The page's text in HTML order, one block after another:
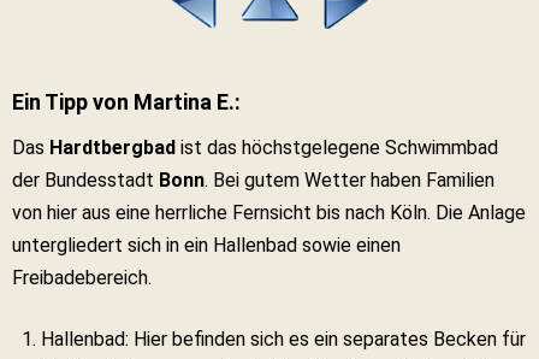
Ein Tipp von Martina E.:
Das Hardtbergbad ist das höchstgelegene Schwimmbad
der Bundesstadt Bonn. Bei gutem Wetter haben Familien
von hier aus eine herrliche Fernsicht bis nach Köln. Die Anlage
untergliedert sich in ein Hallenbad sowie einen
Freibadebereich.
Hallenbad: Hier befinden sich es ein separates Becken für